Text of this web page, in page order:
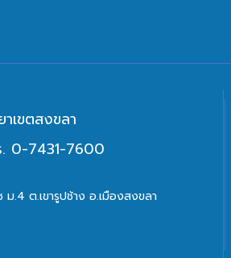
าเขตสงขลา
. 0-7431-7600
.4 ต.เขารูปช้าง อ.เมืองสงขลา